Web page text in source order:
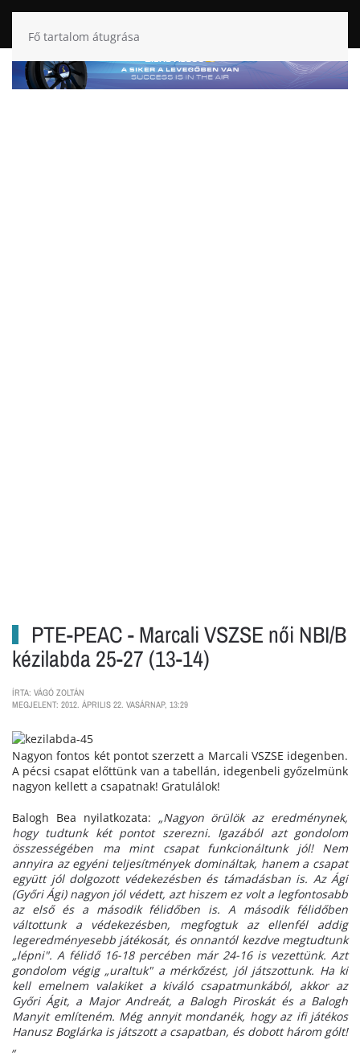
Fő tartalom átugrása
PTE-PEAC - Marcali VSZSE női NBI/B
kézilabda 25-27 (13-14)
ÍRTA: VÁGÓ ZOLTÁN
MEGJELENT: 2012. ÁPRILIS 22. VASÁRNAP, 13:29
Nagyon fontos két pontot szerzett a Marcali VSZSE idegenben.
A pécsi csapat előttünk van a tabellán, idegenbeli győzelmünk
nagyon kellett a csapatnak! Gratulálok!
Balogh Bea nyilatkozata: „Nagyon örülök az eredménynek,
hogy tudtunk két pontot szerezni. Igazából azt gondolom
összességében ma mint csapat funkcionáltunk jól! Nem
annyira az egyéni teljesítmények domináltak, hanem a csapat
együtt jól dolgozott védekezésben és támadásban is. Az Ági
(Győri Ági) nagyon jól védett, azt hiszem ez volt a legfontosabb
az első és a második félidőben is. A második félidőben
váltottunk a védekezésben, megfogtuk az ellenfél addig
legeredményesebb játékosát, és onnantól kezdve megtudtunk
„lépni". A félidő 16-18 percében már 24-16 is vezettünk. Azt
gondolom végig „uraltuk" a mérkőzést, jól játszottunk. Ha ki
kell emelnem valakiket a kiváló csapatmunkából, akkor az
Győri Ágit, a Major Andreát, a Balogh Piroskát és a Balogh
Manyit említeném. Még annyit mondanék, hogy az ifi játékos
Hanusz Boglárka is játszott a csapatban, és dobott három gólt!
„